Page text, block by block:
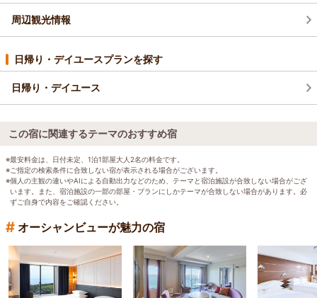
周辺観光情報
日帰り・デイユースプランを探す
日帰り・デイユース
この宿に関連するテーマのおすすめ宿
※最安料金は、日付未定、1泊1部屋大人2名の料金です。
※ご指定の検索条件に合致しない宿が表示される場合がございます。
※個人の主観の違いやAIによる自動出力などのため、テーマと宿泊施設が合致しない場合がござ
います。また、宿泊施設の一部の部屋・プランにしかテーマが合致しない場合があります。必
ずご自身で内容をご確認ください。
# オーシャンビューが魅力の宿